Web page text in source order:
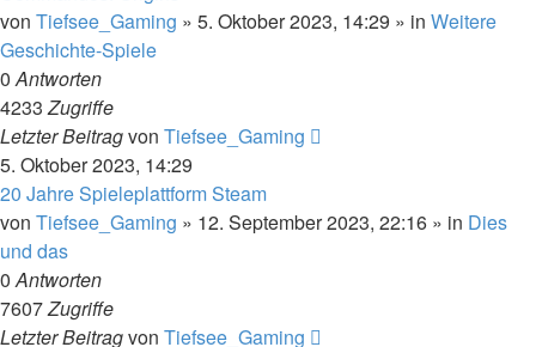
von Tiefsee_Gaming » 5. Oktober 2023, 14:29 » in Weitere
Geschichte-Spiele
0Antworten
4233Zugriffe
Letzter Beitragvon Tiefsee_Gaming
5. Oktober 2023, 14:29
20 Jahre Spieleplattform Steam
von Tiefsee_Gaming » 12. September 2023, 22:16 » in Dies
und das
0Antworten
7607Zugriffe
Letzter Beitragvon Tiefsee_Gaming